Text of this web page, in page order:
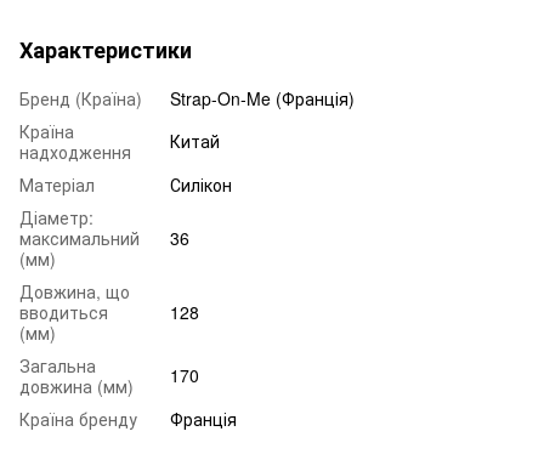
Характеристики
Бренд (Країна)
Strap-On-Me (Франція)
Країна
надходження
Китай
Матеріал
Силікон
Діаметр:
максимальний
(мм)
36
Довжина, що
вводиться
(мм)
128
Загальна
довжина (мм)
170
Країна бренду
Франція